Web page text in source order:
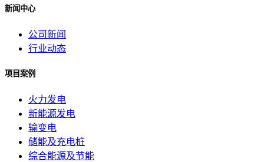
新闻中心
公司新闻
行业动态
项目案例
火力发电
新能源发电
输变电
储能及充电桩
综合能源及节能